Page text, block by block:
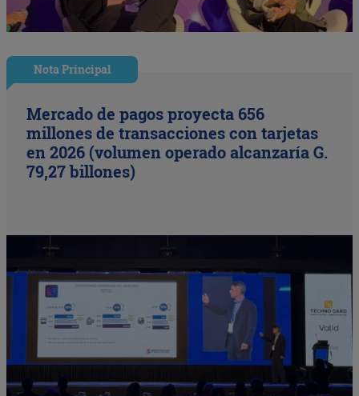
Nota Principal
Mercado de pagos proyecta 656
millones de transacciones con tarjetas
en 2026 (volumen operado alcanzaría G.
79,27 billones)